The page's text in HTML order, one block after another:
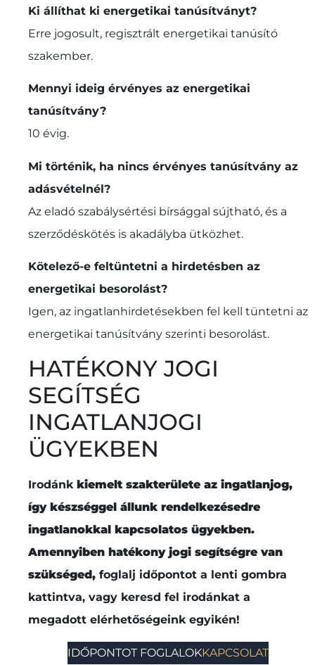
Ki állíthat ki energetikai tanúsítványt?
Erre jogosult, regisztrált energetikai tanúsító
szakember.
Mennyi ideig érvényes az energetikai
tanúsítvány?
10 évig.
Mi történik, ha nincs érvényes tanúsítvány az
adásvételnél?
Az eladó szabálysértési bírsággal sújtható, és a
szerződéskötés is akadályba ütközhet.
Kötelező-e feltüntetni a hirdetésben az
energetikai besorolást?
Igen, az ingatlanhirdetésekben fel kell tüntetni az
energetikai tanúsítvány szerinti besorolást.
HATÉKONY JOGI
SEGÍTSÉG
INGATLANJOGI
ÜGYEKBEN
Irodánk kiemelt szakterülete az ingatlanjog,
így készséggel állunk rendelkezésedre
ingatlanokkal kapcsolatos ügyekben.
Amennyiben hatékony jogi segítségre van
szükséged, foglalj időpontot a lenti gombra
kattintva, vagy keresd fel irodánkat a
megadott elérhetőségeink egyikén!
IDŐPONTOT FOGLALOKKAPCSOLAT